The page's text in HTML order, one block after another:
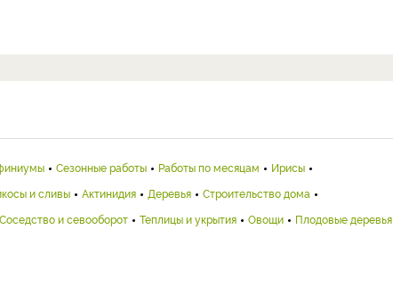
Сезонные работы Работы по месяцам
Ирисы
и сливы Актинидия Деревья
Строительство дома
Соседство и севооборот Теплицы и укрытия Овощи
Плодовые деревья